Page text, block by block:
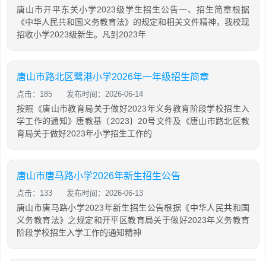
唐山市开平东关小学2023级学生招生公告一、招生简章根据
《中华人民共和国义务教育法》的规定和相关文件精神，我校现
招收小学2023级新生。凡到2023年
唐山市路北区鹭港小学2026年一年级招生简章
点击：185 发布时间：2026-06-14
按照《唐山市教育局关于做好2023年义务教育阶段学校招生入
学工作的通知》唐教基〔2023〕20号文件及《唐山市路北区教
育局关于做好2023年小学招生工作的
唐山市唐马路小学2026年新生招生公告
点击：133 发布时间：2026-06-13
唐山市唐马路小学2023年新生招生公告根据《中华人民共和国
义务教育法》之规定和开平区教育局关于做好2023年义务教育
阶段学校招生入学工作的通知精神